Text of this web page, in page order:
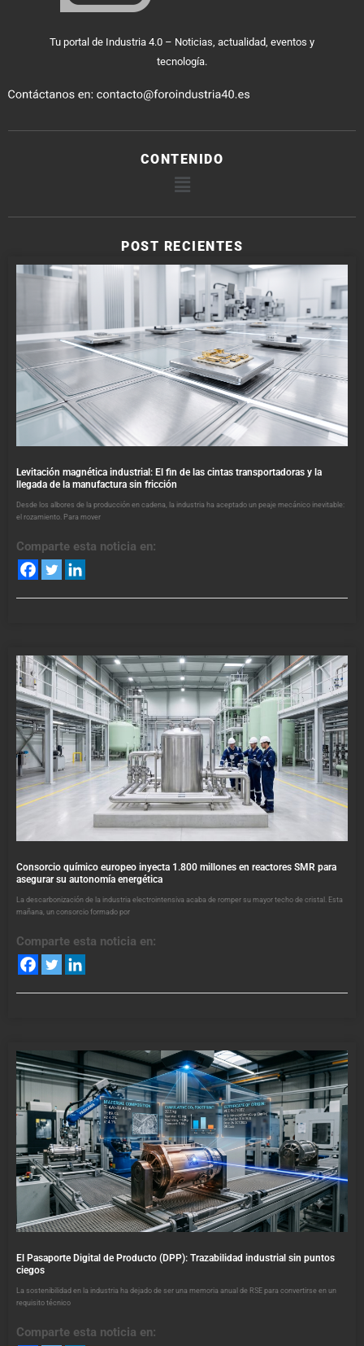
Tu portal de Industria 4.0 – Noticias, actualidad, eventos y
tecnología.
CONTENIDO
POST RECIENTES
Levitación magnética industrial: El fin de las cintas transportadoras y la
llegada de la manufactura sin fricción
Desde los albores de la producción en cadena, la industria ha aceptado un peaje mecánico inevitable:
el rozamiento. Para mover
Comparte esta noticia en:
Consorcio químico europeo inyecta 1.800 millones en reactores SMR para
asegurar su autonomía energética
La descarbonización de la industria electrointensiva acaba de romper su mayor techo de cristal. Esta
mañana, un consorcio formado por
Comparte esta noticia en:
El Pasaporte Digital de Producto (DPP): Trazabilidad industrial sin puntos
ciegos
La sostenibilidad en la industria ha dejado de ser una memoria anual de RSE para convertirse en un
requisito técnico
Comparte esta noticia en: